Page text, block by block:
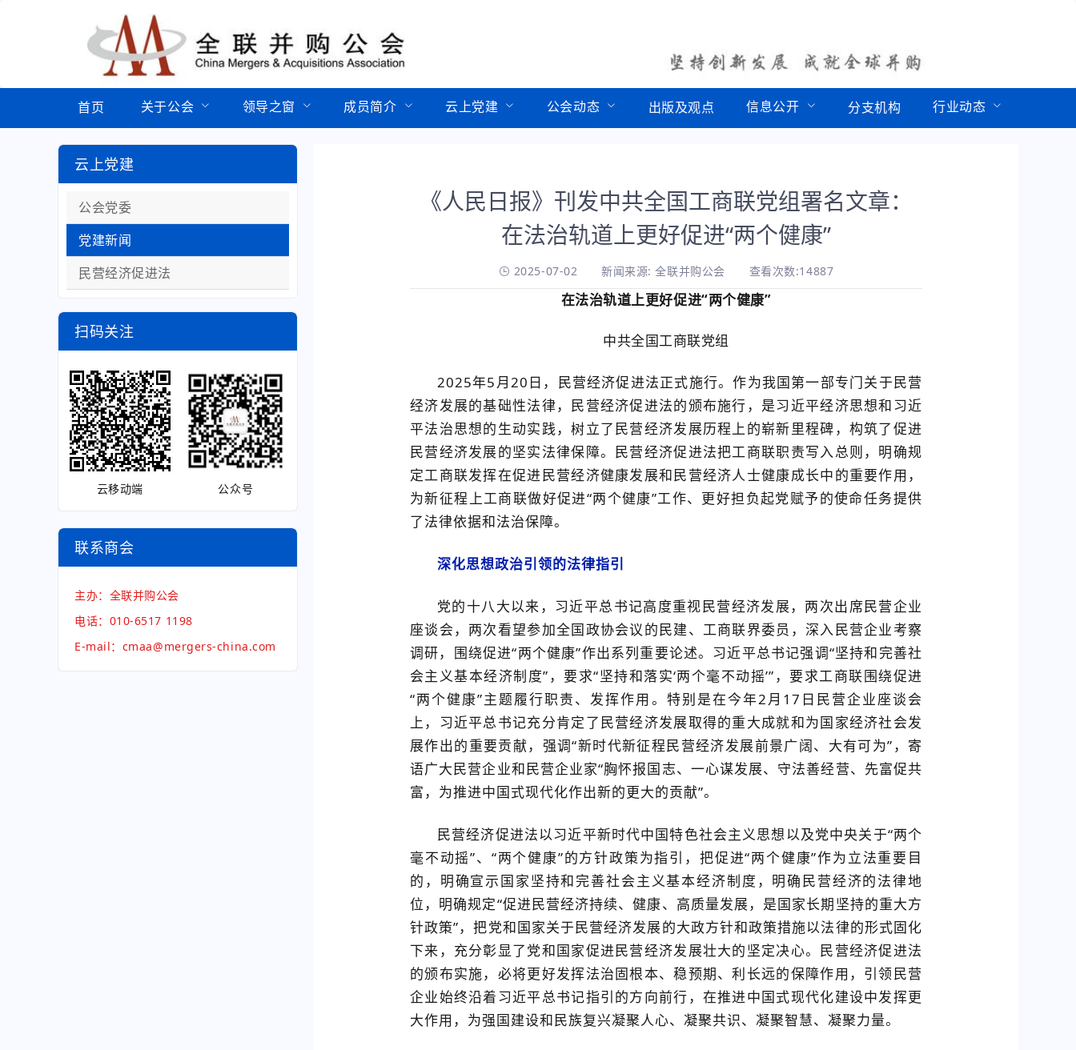
首页 关于公会 领导之窗 成员简介 云上党建 公会动态 出版及观点 信息公开 分支机构 行业动态
云上党建
公会党委
党建新闻
民营经济促进法
扫码关注
云移动端 公众号
联系商会
主办：全联并购公会
电话：010-6517 1198
E-mail：cmaa@mergers-china.com
《人民日报》刊发中共全国工商联党组署名文章：
在法治轨道上更好促进“两个健康”
2025-07-02 新闻来源: 全联并购公会 查看次数:14887
在法治轨道上更好促进“两个健康”
中共全国工商联党组
2025年5月20日，民营经济促进法正式施行。作为我国第一部专门关于民营
经济发展的基础性法律，民营经济促进法的颁布施行，是习近平经济思想和习近
平法治思想的生动实践，树立了民营经济发展历程上的崭新里程碑，构筑了促进
民营经济发展的坚实法律保障。民营经济促进法把工商联职责写入总则，明确规
定工商联发挥在促进民营经济健康发展和民营经济人士健康成长中的重要作用，
为新征程上工商联做好促进“两个健康”工作、更好担负起党赋予的使命任务提供
了法律依据和法治保障。
深化思想政治引领的法律指引
党的十八大以来，习近平总书记高度重视民营经济发展，两次出席民营企业
座谈会，两次看望参加全国政协会议的民建、工商联界委员，深入民营企业考察
调研，围绕促进“两个健康”作出系列重要论述。习近平总书记强调“坚持和完善社
会主义基本经济制度”，要求“坚持和落实‘两个毫不动摇’”，要求工商联围绕促进
“两个健康”主题履行职责、发挥作用。特别是在今年2月17日民营企业座谈会
上，习近平总书记充分肯定了民营经济发展取得的重大成就和为国家经济社会发
展作出的重要贡献，强调“新时代新征程民营经济发展前景广阔、大有可为”，寄
语广大民营企业和民营企业家“胸怀报国志、一心谋发展、守法善经营、先富促共
富，为推进中国式现代化作出新的更大的贡献”。
民营经济促进法以习近平新时代中国特色社会主义思想以及党中央关于“两个
毫不动摇”、“两个健康”的方针政策为指引，把促进“两个健康”作为立法重要目
的，明确宣示国家坚持和完善社会主义基本经济制度，明确民营经济的法律地
位，明确规定“促进民营经济持续、健康、高质量发展，是国家长期坚持的重大方
针政策”，把党和国家关于民营经济发展的大政方针和政策措施以法律的形式固化
下来，充分彰显了党和国家促进民营经济发展壮大的坚定决心。民营经济促进法
的颁布实施，必将更好发挥法治固根本、稳预期、利长远的保障作用，引领民营
企业始终沿着习近平总书记指引的方向前行，在推进中国式现代化建设中发挥更
大作用，为强国建设和民族复兴凝聚人心、凝聚共识、凝聚智慧、凝聚力量。